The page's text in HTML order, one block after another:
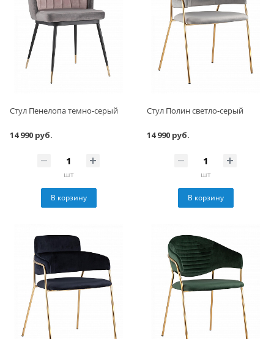
Стул Пенелопа темно-серый
14 990 руб.
шт
В корзину
Стул Полин светло-серый
14 990 руб.
шт
В корзину